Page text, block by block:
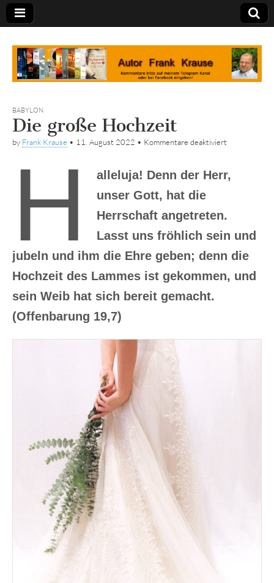
Tagebuch
BABYLON
Die große Hochzeit
by Frank Krause • 11. August 2022 • Kommentare deaktiviert
Hochzeit
H
alleluja! Denn der Herr,
unser Gott, hat die
Herrschaft angetreten.
Lasst uns fröhlich sein und
jubeln und ihm die Ehre geben; denn die
Hochzeit des Lammes ist gekommen, und
sein Weib hat sich bereit gemacht.
(Offenbarung 19,7)